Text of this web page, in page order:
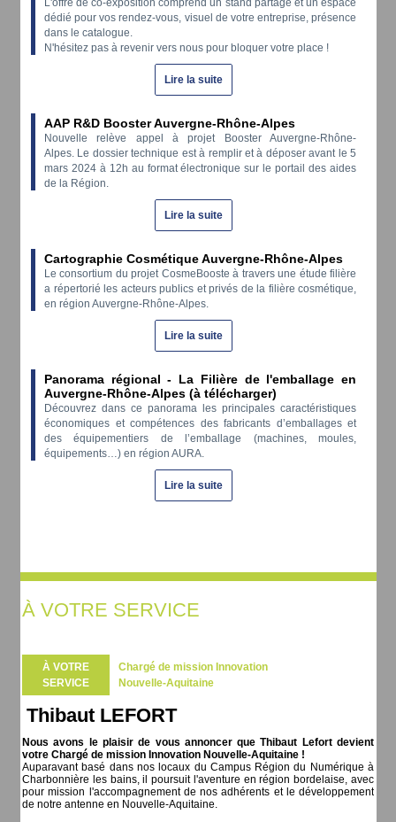
L'offre de co-exposition comprend un stand partagé et un espace
dédié pour vos rendez-vous, visuel de votre entreprise, présence
dans le catalogue.
N'hésitez pas à revenir vers nous pour bloquer votre place !
Lire la suite
AAP R&D Booster Auvergne-Rhône-Alpes
Nouvelle relève appel à projet Booster Auvergne-Rhône-
Alpes. Le dossier technique est à remplir et à déposer avant le 5
mars 2024 à 12h au format électronique sur le portail des aides
de la Région.
Lire la suite
Cartographie Cosmétique Auvergne-Rhône-Alpes
Le consortium du projet CosmeBooste à travers une étude filière
a répertorié les acteurs publics et privés de la filière cosmétique,
en région Auvergne-Rhône-Alpes.
Lire la suite
Panorama régional - La Filière de l'emballage en
Auvergne-Rhône-Alpes (à télécharger)
Découvrez dans ce panorama les principales caractéristiques
économiques et compétences des fabricants d’emballages et
des équipementiers de l’emballage (machines, moules,
équipements…) en région AURA.
Lire la suite
À VOTRE SERVICE
À VOTRE
SERVICE
Chargé de mission Innovation
Nouvelle-Aquitaine
Thibaut LEFORT
Nous avons le plaisir de vous annoncer que Thibaut Lefort devient
votre Chargé de mission Innovation Nouvelle-Aquitaine !
Auparavant basé dans nos locaux du Campus Région du Numérique à
Charbonnière les bains, il poursuit l'aventure en région bordelaise, avec
pour mission l'accompagnement de nos adhérents et le développement
de notre antenne en Nouvelle-Aquitaine.